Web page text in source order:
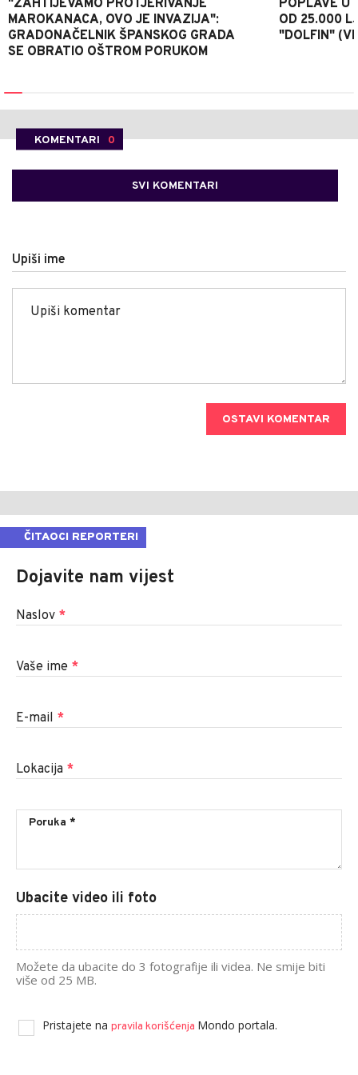
"ZAHTIJEVAMO PROTJERIVANJE
MAROKANACA, OVO JE INVAZIJA":
GRADONAČELNIK ŠPANSKOG GRADA
SE OBRATIO OŠTROM PORUKOM
POPLAVE U
OD 25.000
"DOLFIN"
KOMENTARI 0
SVI KOMENTARI
Upiši ime
OSTAVI KOMENTAR
ČITAOCI REPORTERI
Dojavite nam vijest
Naslov *
Vaše ime *
E-mail *
Lokacija *
Ubacite video ili foto
Možete da ubacite do 3 fotografije ili videa. Ne smije biti
više od 25 MB.
Pristajete na pravila korišćenja Mondo portala.